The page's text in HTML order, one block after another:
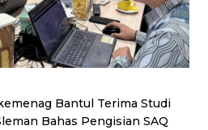
Bantul Terima Studi
Bahas Pengisian SAQ